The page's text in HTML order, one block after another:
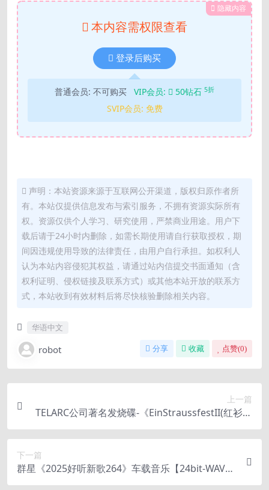
隐藏内容
本内容需权限查看
登录后购买
普通会员: 不可购买 VIP会员: 50钻石 5折
SVIP会员: 免费
声明：本站资源来源于互联网公开渠道，版权归原作者所
有。本站仅提供信息发布与索引服务，不拥有资源实际所有
权。资源仅供个人学习、研究使用，严禁商业用途。用户下
载后请于24小时内删除，如需长期使用请自行获取授权，期
间因违规使用导致的法律责任，由用户自行承担。如权利人
认为本站内容侵犯其权益，请通过站内信提交书面通知（含
权利证明、侵权链接及联系方式）或其他本站开放的联系方
式，本站收到有效材料后将尽快核验删除相关内容。
华语中文
robot 分享 收藏 点赞(0)
上一篇
TELARC公司著名发烧碟-《EinStraussfestII(红衫仔
2)》
下一篇
群星《2025好听新歌264》车载音乐【24bit-WAV分
轨